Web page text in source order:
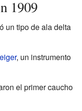
1909
un tipo de ala delta
, un instrumento
el primer caucho